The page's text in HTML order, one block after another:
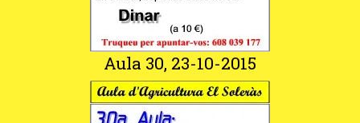
Aula 30, 23-10-2015